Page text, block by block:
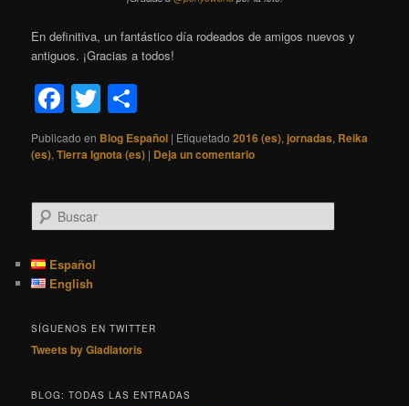
En definitiva, un fantástico día rodeados de amigos nuevos y
antiguos. ¡Gracias a todos!
Facebook
Twitter
Publicado en Blog Español | Etiquetado 2016 (es),jornadas, Reika
(es),Tierra Ignota (es) | Deja un comentario
u
c
a
Español
English
SÍGUENOS EN TWITTER
Tweets by Gladiatoris
BLOG: TODAS LAS ENTRADAS